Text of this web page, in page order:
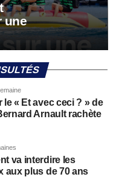
une
le « Et avec ceci ? » de
Arnault rachète
va interdire les
aux plus de 70 ans